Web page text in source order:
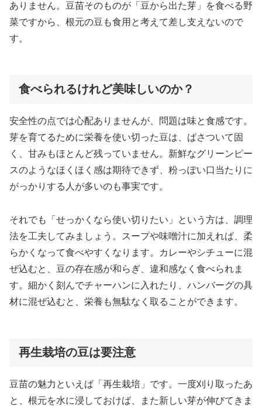
ありません。豆苗そのものが「豆から出た芽」を食べる野
菜ですから、根元の豆も食用と考えて差し支えないので
す。
食べられるけれど美味しいのか？
安全性の点では心配ありませんが、問題は味と食感です。
芽を育てるために栄養を使い切った豆は、ぱさついて固
く、甘みもほとんど残っていません。新鮮なグリーンピー
スのようなほくほく感は期待できず、粉っぽい口当たりに
がっかりする人が多いのも事実です。
それでも「せっかくなら使い切りたい」という方は、調理
法を工夫してみましょう。スープや味噌汁に加えれば、柔
らかくなって食べやすくなります。カレーやシチューに混
ぜ込むと、豆の存在感が和らぎ、違和感なく食べられま
す。細かく刻んでチャーハンに入れたり、ハンバーグの具
材に混ぜ込むと、栄養も無駄なく取ることができます。
再生栽培の豆は要注意
豆苗の魅力といえば「再生栽培」です。一度刈り取ったあ
と、根元を水に浸しておけば、また新しい芽が伸びてきま